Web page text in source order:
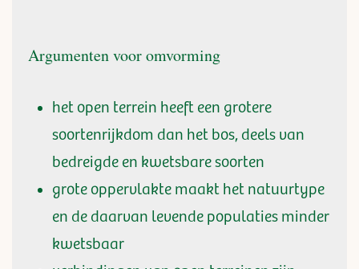
Argumenten voor omvorming
het open terrein heeft een grotere
soortenrijkdom dan het bos, deels van
bedreigde en kwetsbare soorten
grote oppervlakte maakt het natuurtype
en de daarvan levende populaties minder
kwetsbaar